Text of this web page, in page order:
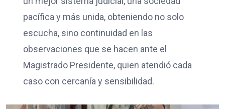
pacífica y más unida, obteniendo no solo
escucha, sino continuidad en las
observaciones que se hacen ante el
Magistrado Presidente, quien atendió cada
caso con cercanía y sensibilidad.